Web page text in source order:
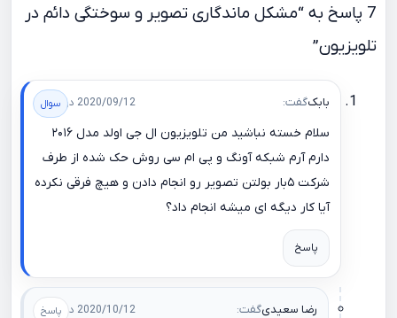
7 پاسخ به “مشکل ماندگاری تصویر و سوختگی دائم در
تلویزیون”
بابکگفت: 2020/09/12 در 12:35
سلام خسته نباشید من تلویزیون ال جی اولد مدل ۲۰۱۶
دارم آرم شبکه آونگ و پی ام سی روش حک شده از طرف
شرکت ۵بار بولتن تصویر رو انجام دادن و هیچ فرقی نکرده
آیا کار دیگه ای میشه انجام داد؟
پاسخ
رضا سعیدیگفت: 2020/10/12 در 20:47